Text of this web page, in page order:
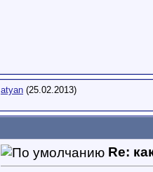
atyan (25.02.2013)
Re: